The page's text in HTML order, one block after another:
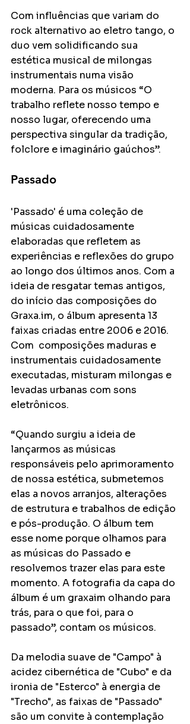
Com influências que variam do
rock alternativo ao eletro tango, o
duo vem solidificando sua
estética musical de milongas
instrumentais numa visão
moderna. Para os músicos “O
trabalho reflete nosso tempo e
nosso lugar, oferecendo uma
perspectiva singular da tradição,
folclore e imaginário gaúchos”.
Passado
'Passado' é uma coleção de
músicas cuidadosamente
elaboradas que refletem as
experiências e reflexões do grupo
ao longo dos últimos anos. Com a
ideia de resgatar temas antigos,
do início das composições do
Graxa.im, o álbum apresenta 13
faixas criadas entre 2006 e 2016.
Com  composições maduras e
instrumentais cuidadosamente
executadas, misturam milongas e
levadas urbanas com sons
eletrônicos.
“Quando surgiu a ideia de
lançarmos as músicas
responsáveis pelo aprimoramento
de nossa estética, submetemos
elas a novos arranjos, alterações
de estrutura e trabalhos de edição
e pós-produção. O álbum tem
esse nome porque olhamos para
as músicas do Passado e
resolvemos trazer elas para este
momento. A fotografia da capa do
álbum é um graxaim olhando para
trás, para o que foi, para o
passado”, contam os músicos.
Da melodia suave de "Campo" à
acidez cibernética de "Cubo" e da
ironia de "Esterco" à energia de
"Trecho", as faixas de "Passado"
são um convite à contemplação